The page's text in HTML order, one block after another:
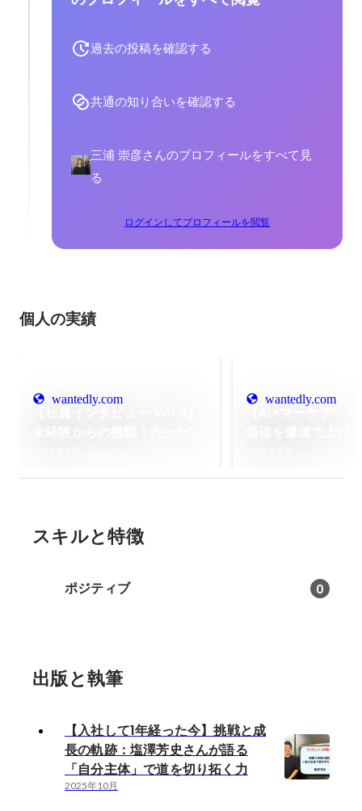
過去の投稿を確認する
共通の知り合いを確認する
三浦 崇彦さんのプロフィールをすべて見
る
ログインしてプロフィールを閲覧
個人の実績
wantedly.com wantedly.com
スキルと特徴
ポジティブ 0
出版と執筆
【入社して1年経った今】挑戦と成
長の軌跡：塩澤芳史さんが語る
「自分主体」で道を切り拓く力
2025年10月